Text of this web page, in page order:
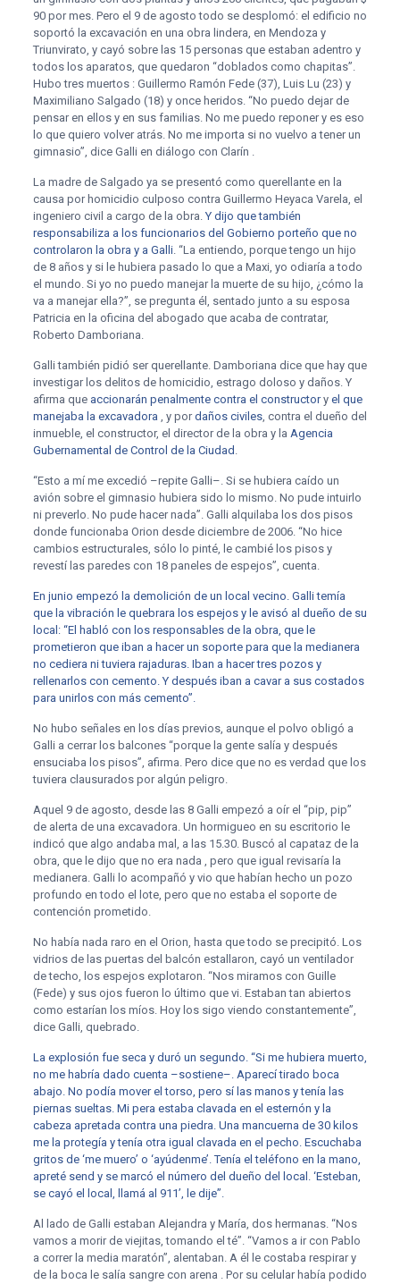
90 por mes. Pero el 9 de agosto todo se desplomó: el edificio no
soportó la excavación en una obra lindera, en Mendoza y
Triunvirato, y cayó sobre las 15 personas que estaban adentro y
todos los aparatos, que quedaron “doblados como chapitas”.
Hubo tres muertos : Guillermo Ramón Fede (37), Luis Lu (23) y
Maximiliano Salgado (18) y once heridos. “No puedo dejar de
pensar en ellos y en sus familias. No me puedo reponer y es eso
lo que quiero volver atrás. No me importa si no vuelvo a tener un
gimnasio”, dice Galli en diálogo con Clarín .
La madre de Salgado ya se presentó como querellante en la
causa por homicidio culposo contra Guillermo Heyaca Varela, el
ingeniero civil a cargo de la obra.Y dijo que también
responsabiliza a los funcionarios del Gobierno porteño que no
controlaron la obra y a Galli. “La entiendo, porque tengo un hijo
de 8 años y si le hubiera pasado lo que a Maxi, yo odiaría a todo
el mundo. Si yo no puedo manejar la muerte de su hijo, ¿cómo la
va a manejar ella?”, se pregunta él, sentado junto a su esposa
Patricia en la oficina del abogado que acaba de contratar,
Roberto Damboriana.
Galli también pidió ser querellante. Damboriana dice que hay que
investigar los delitos de homicidio, estrago doloso y daños. Y
afirma que accionarán penalmente contra el constructory el que
manejaba la excavadora , y pordaños civiles, contra el dueño del
inmueble, el constructor, el director de la obra y la Agencia
Gubernamental de Control de la Ciudad .
“Esto a mí me excedió –repite Galli–. Si se hubiera caído un
avión sobre el gimnasio hubiera sido lo mismo. No pude intuirlo
ni preverlo. No pude hacer nada”. Galli alquilaba los dos pisos
donde funcionaba Orion desde diciembre de 2006. “No hice
cambios estructurales, sólo lo pinté, le cambié los pisos y
revestí las paredes con 18 paneles de espejos”, cuenta.
En junio empezó la demolición de un local vecino. Galli temía
que la vibración le quebrara los espejos y le avisó al dueño de su
local: “El habló con los responsables de la obra, que le
prometieron que iban a hacer un soporte para que la medianera
no cediera ni tuviera rajaduras. Iban a hacer tres pozos y
rellenarlos con cemento. Y después iban a cavar a sus costados
para unirlos con más cemento”.
No hubo señales en los días previos, aunque el polvo obligó a
Galli a cerrar los balcones “porque la gente salía y después
ensuciaba los pisos”, afirma. Pero dice que no es verdad que los
tuviera clausurados por algún peligro.
Aquel 9 de agosto, desde las 8 Galli empezó a oír el “pip, pip”
de alerta de una excavadora. Un hormigueo en su escritorio le
indicó que algo andaba mal, a las 15.30. Buscó al capataz de la
obra, que le dijo que no era nada , pero que igual revisaría la
medianera. Galli lo acompañó y vio que habían hecho un pozo
profundo en todo el lote, pero que no estaba el soporte de
contención prometido.
No había nada raro en el Orion, hasta que todo se precipitó. Los
vidrios de las puertas del balcón estallaron, cayó un ventilador
de techo, los espejos explotaron. “Nos miramos con Guille
(Fede) y sus ojos fueron lo último que vi. Estaban tan abiertos
como estarían los míos. Hoy los sigo viendo constantemente”,
dice Galli, quebrado.
La explosión fue seca y duró un segundo. “Si me hubiera muerto,
no me habría dado cuenta –sostiene–. Aparecí tirado boca
abajo. No podía mover el torso, pero sí las manos y tenía las
piernas sueltas. Mi pera estaba clavada en el esternón y la
cabeza apretada contra una piedra. Una mancuerna de 30 kilos
me la protegía y tenía otra igual clavada en el pecho. Escuchaba
gritos de ‘me muero’ o ‘ayúdenme’. Tenía el teléfono en la mano,
apreté send y se marcó el número del dueño del local. ‘Esteban,
se cayó el local, llamá al 911’, le dije”.
Al lado de Galli estaban Alejandra y María, dos hermanas. “Nos
vamos a morir de viejitas, tomando el té”. “Vamos a ir con Pablo
a correr la media maratón”, alentaban. A él le costaba respirar y
de la boca le salía sangre con arena . Por su celular había podido